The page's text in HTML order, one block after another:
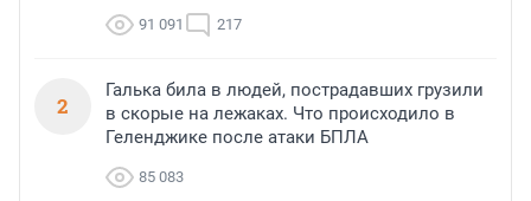
91 091 217
2
Галька била в людей, пострадавших грузили
в скорые на лежаках. Что происходило в
Геленджике после атаки БПЛА
85 083